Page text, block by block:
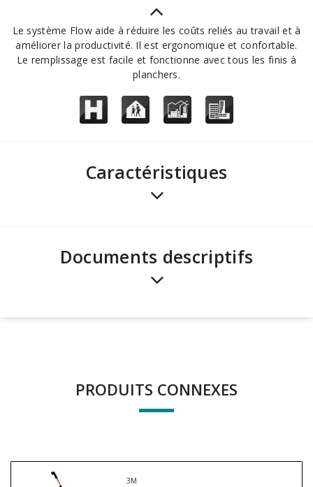
Le système Flow aide à réduire les coûts reliés au travail et à
améliorer la productivité. Il est ergonomique et confortable.
Le remplissage est facile et fonctionne avec tous les finis à
planchers.
Caractéristiques
Documents descriptifs
PRODUITS CONNEXES
3M